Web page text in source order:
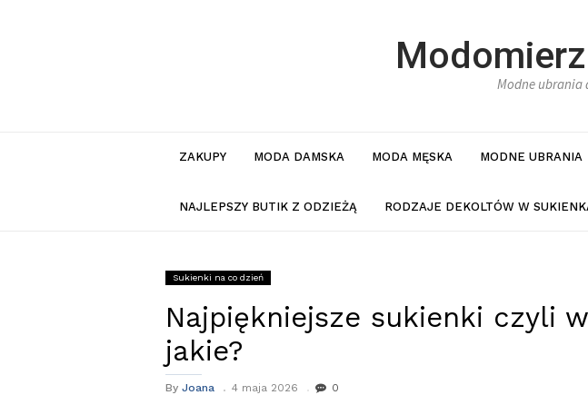
Modne ubrania
ZAKUPY MODA DAMSKA MODA MĘSKA MODNE UBRANIA
NAJLEPSZY BUTIK Z ODZIEŻĄ RODZAJE DEKOLTÓW W
Sukienki na co dzień
Najpiękniejsze sukienki czyli
jakie?
By Joana 4 maja 2026 0